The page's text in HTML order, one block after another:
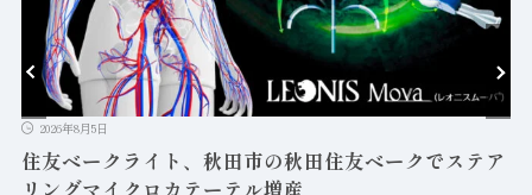
2026年8月5日
住友ベークライト、秋田市の秋田住友ベークでステア
リングマイクロカテーテル増産